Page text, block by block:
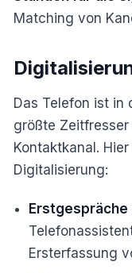
Matching von
Das Telefon ist in
größte
Kontaktkanal.
Digitalisierung:
Ersterfassung